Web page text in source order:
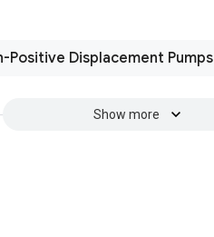
Positive Displacement Pumps
Show more